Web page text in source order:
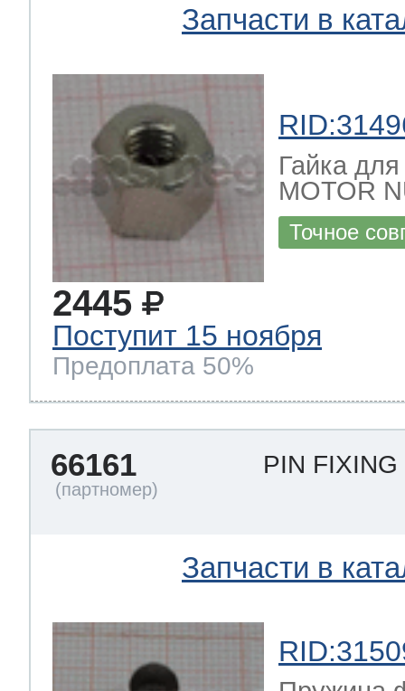
Запчасти в
Гайка
MOTOR
Точное
2445
Поступит 15 ноября
Предоплата 50%
66161 PIN
Запчасти в